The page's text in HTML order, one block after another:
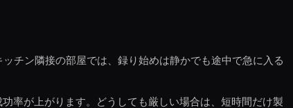
チン隣接の部屋では、録り始めは静かでも途中で急に入る
率が上がります。どうしても厳しい場合は、短時間だけ製